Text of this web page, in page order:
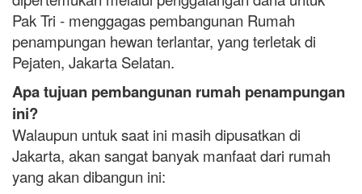
Pak Tri - menggagas pembangunan Rumah
penampungan hewan terlantar, yang terletak di
Pejaten, Jakarta Selatan.
Apa tujuan pembangunan rumah penampungan
ini?
Walaupun untuk saat ini masih dipusatkan di
Jakarta, akan sangat banyak manfaat dari rumah
yang akan dibangun ini: